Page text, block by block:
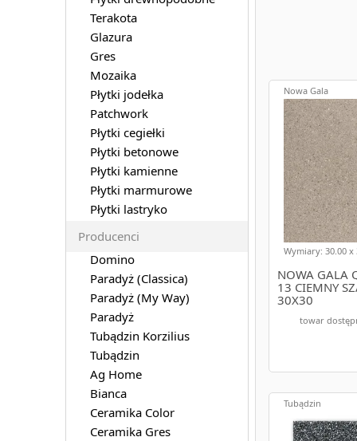
- gres to
- to
Płytki na
- to kolejne
ślizganiu
Płytki na
Płytki na
znajdziesz
Płytki na
- to
Płytki
czemu z
Płytki
NOWA GALA
13 CIEMNY
30X30
Wymiary: 30.00 x
Nowa Gala
towar
Tubądzin
Terakota
Glazura
Gres
Mozaika
Płytki jodełka
Patchwork
Płytki cegiełki
Płytki betonowe
Płytki kamienne
Płytki marmurowe
Płytki lastryko
Producenci
Domino
Paradyż (Classica)
Paradyż (My Way)
Paradyż
Tubądzin Korzilius
Tubądzin
Ag Home
Bianca
Ceramika Color
Ceramika Gres